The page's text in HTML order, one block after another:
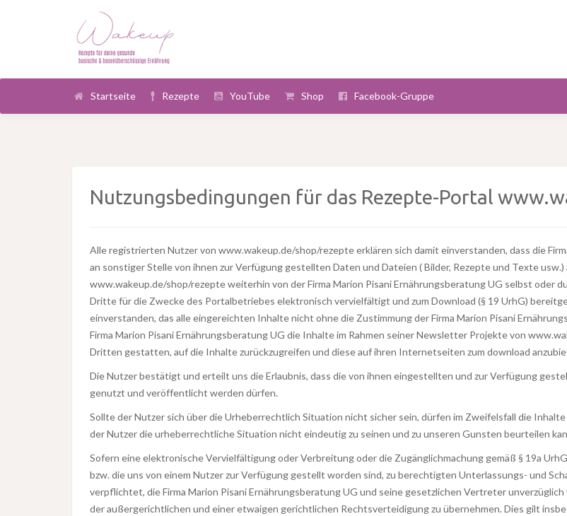
Startseite Rezepte YouTube Shop Facebook-Gruppe
Nutzungsbedingungen für das Rezepte-Portal
Alle registrierten Nutzer von www.wakeup.de/shop/rezepte erklären sich damit einverstanden, dass die
an sonstiger Stelle von ihnen zur Verfügung gestellten Daten und Dateien ( Bilder, Rezepte und Texte
www.wakeup.de/shop/rezepte weiterhin von der Firma Marion Pisani Ernährungsberatung UG selbst oder
Dritte für die Zwecke des Portalbetriebes elektronisch vervielfältigt und zum Download (§ 19 UrhG)
einverstanden, das alle eingereichten Inhalte nicht ohne die Zustimmung der Firma Marion Pisani
Firma Marion Pisani Ernährungsberatung UG die Inhalte im Rahmen seiner Newsletter Projekte von
Dritten gestatten, auf die Inhalte zurückzugreifen und diese auf ihren Internetseiten zum download
Die Nutzer bestätigt und erteilt uns die Erlaubnis, dass die von ihnen eingestellten und zur Verfügung
genutzt und veröffentlicht werden dürfen.
Sollte der Nutzer sich über die Urheberrechtlich Situation nicht sicher sein, dürfen im Zweifelsfall die
der Nutzer die urheberrechtliche Situation nicht eindeutig zu seinen und zu unseren Gunsten beurteilen
Sofern eine elektronische Vervielfältigung oder Verbreitung oder die Zugänglichmachung gemäß § 19a
bzw. die uns von einem Nutzer zur Verfügung gestellt worden sind, zu berechtigten Unterlassungs- und
verpflichtet, die Firma Marion Pisani Ernährungsberatung UG und seine gesetzlichen Vertreter
der außergerichtlichen und einer etwaigen gerichtlichen Rechtsverteidigung zu übernehmen. Dies gilt